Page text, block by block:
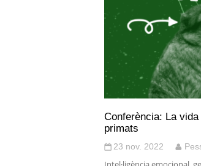
Conferència: La
primats
23 nov. 2022